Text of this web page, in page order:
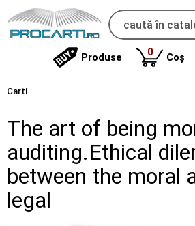
Produse 0produse
Coș
Carti
The art of being
auditing.Ethical
between the moral
legal